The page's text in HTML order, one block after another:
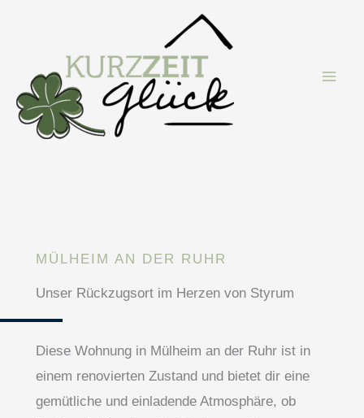
MÜLHEIM AN DER RUHR
Unser Rückzugsort im Herzen von Styrum
Diese Wohnung in Mülheim an der Ruhr ist in
einem renovierten Zustand und bietet dir eine
gemütliche und einladende Atmosphäre, ob